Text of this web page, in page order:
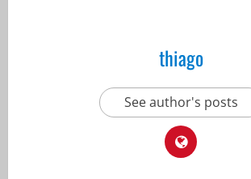
thiago
See author's posts